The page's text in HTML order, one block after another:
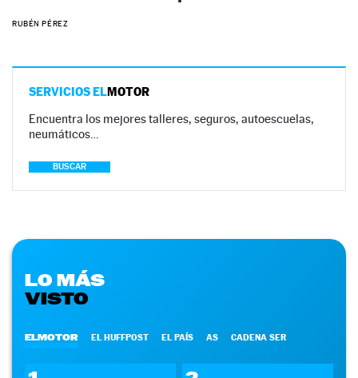
RUBÉN PÉREZ
SERVICIOS ELMOTOR
Encuentra los mejores talleres, seguros, autoescuelas,
neumáticos…
BUSCAR
LO MÁS
VISTO
ELMOTOR EL HUFFPOST EL PAÍS AS CADENA SER